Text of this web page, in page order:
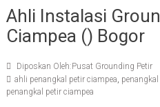
Ahli Instalasi
Ciampea () Bogor
Diposkan Oleh:Pusat Grounding Petir
ahli penangkal petir ciampea,
penangkal petir ciampea